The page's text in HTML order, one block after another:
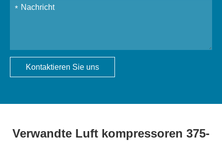
Kontaktieren Sie uns
Verwandte Luft kompressoren 375-